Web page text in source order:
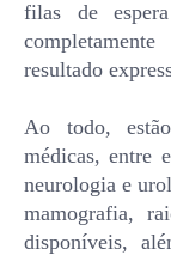
filas de
resultado
Ao todo,
médicas, entre
neurologia e
mamografia,
disponíveis,